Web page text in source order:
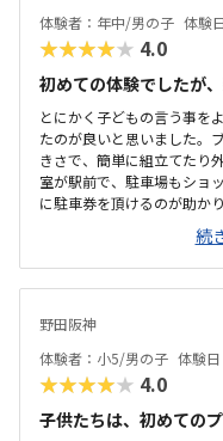
体験者：年中/男の子 体験
★★★★★ 4.0
初めての体験でしたが
とにかく子どもの言う事を
たのが良いと思いました。
きさで、簡単に組立てたり
室が駅前で、駐車場もショ
に駐車券を頂けるのが助か
雰囲気で、初めてでも緊張
した。他の教室も比較しま
思います。初期投資がかか
津々の子なのですごが、ど
続
野田阪神
体験者：小5/男の子 体験
★★★★★ 4.0
子供たちは、初めての